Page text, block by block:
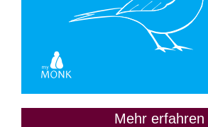
Mehr erfahren